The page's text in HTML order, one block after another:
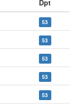
Dpt
53
53
53
53
53